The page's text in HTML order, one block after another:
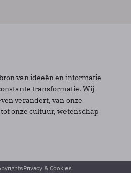
van ideeën en informatie
transformatie. Wij
verandert, van onze
onze cultuur, wetenschap
Privacy & Cookies